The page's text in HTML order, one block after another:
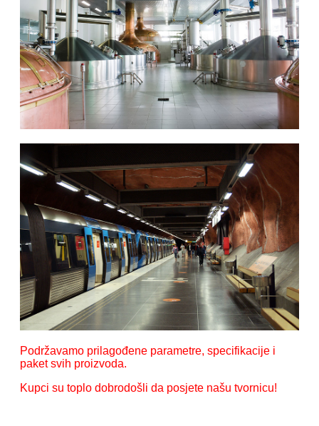
Podržavamo prilagođene parametre, specifikacije i
paket svih proizvoda.
Kupci su toplo dobrodošli da posjete našu tvornicu!